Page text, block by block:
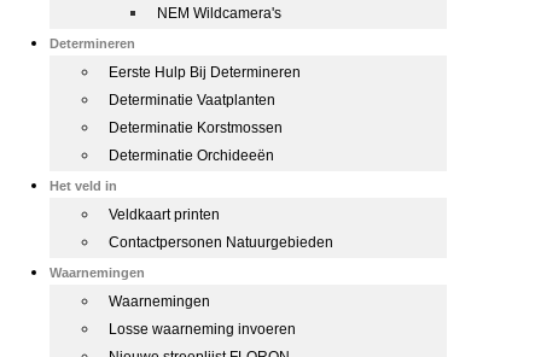
NEM Wildcamera's
Determineren
Eerste Hulp Bij Determineren
Determinatie Vaatplanten
Determinatie Korstmossen
Determinatie Orchideeën
Het veld in
Veldkaart printen
Contactpersonen Natuurgebieden
Waarnemingen
Waarnemingen
Losse waarneming invoeren